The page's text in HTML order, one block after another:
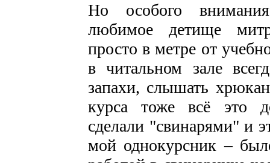
Но особого
любимое детище
просто в метре от
в читальном зале
запахи, слышать
курса тоже всё это
сделали "свинарями" и
мой однокурсник –